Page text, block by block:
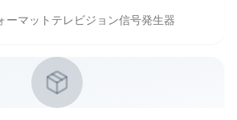
ーマットテレビジョン信号発生器